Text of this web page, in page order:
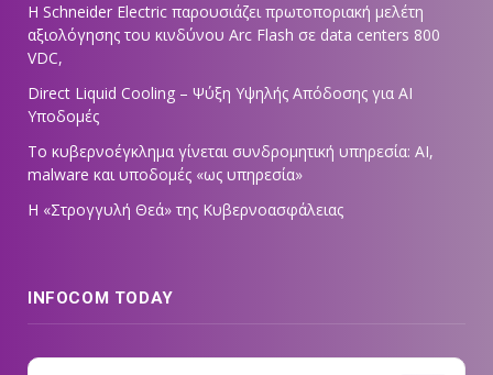
Η Schneider Electric παρουσιάζει πρωτοποριακή μελέτη
αξιολόγησης του κινδύνου Arc Flash σε data centers 800
VDC,
Direct Liquid Cooling – Ψύξη Υψηλής Απόδοσης για AI
Υποδομές
Το κυβερνοέγκλημα γίνεται συνδρομητική υπηρεσία: AI,
malware και υποδομές «ως υπηρεσία»
Η «Στρογγυλή Θεά» της Κυβερνοασφάλειας
INFOCOM TODAY